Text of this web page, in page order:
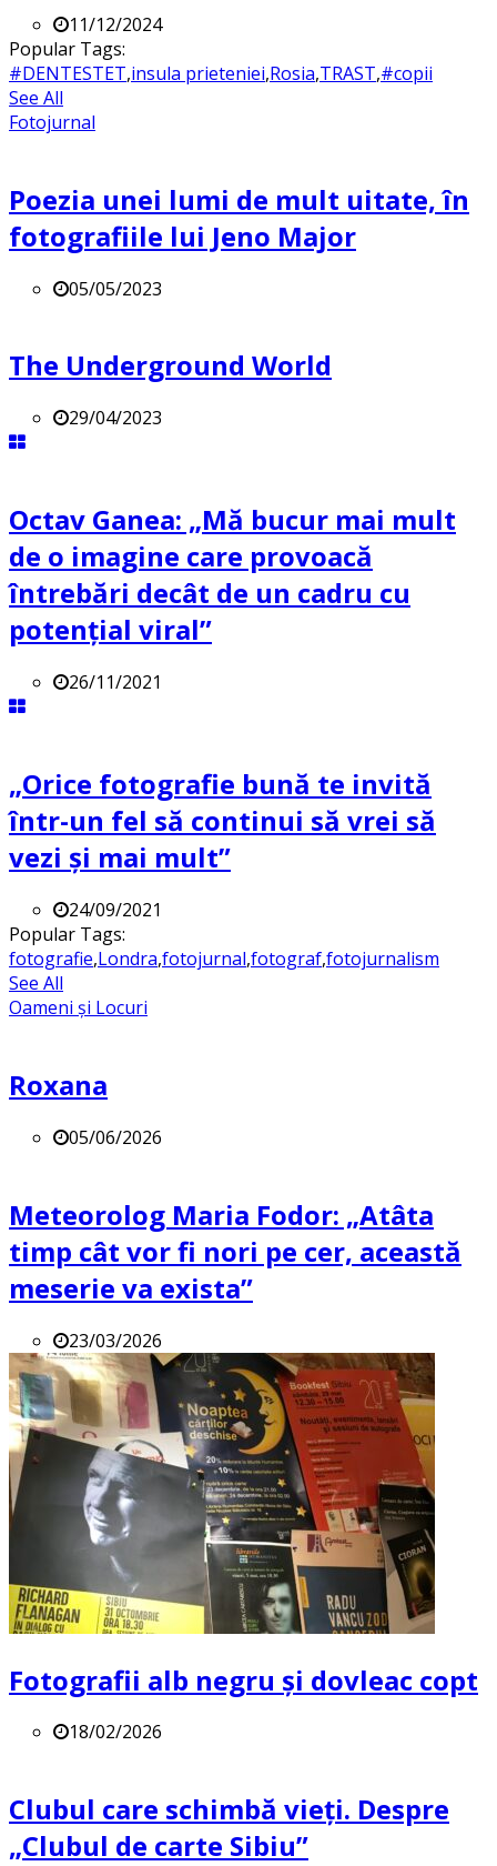
11/12/2024
Popular Tags:
#DENTESTET,insula prieteniei,Rosia,TRAST,#copii
See All
Fotojurnal
Poezia unei lumi de mult uitate, în
fotografiile lui Jeno Major
05/05/2023
The Underground World
29/04/2023
Octav Ganea: „Mă bucur mai mult
de o imagine care provoacă
întrebări decât de un cadru cu
potenţial viral”
26/11/2021
„Orice fotografie bună te invită
într-un fel să continui să vrei să
vezi și mai mult”
24/09/2021
Popular Tags:
fotografie,Londra,fotojurnal,fotograf,fotojurnalism
See All
Oameni și Locuri
Roxana
05/06/2026
Meteorolog Maria Fodor: „Atâta
timp cât vor fi nori pe cer, această
meserie va exista”
23/03/2026
Fotografii alb negru și dovleac copt
18/02/2026
Clubul care schimbă vieți. Despre
„Clubul de carte Sibiu”